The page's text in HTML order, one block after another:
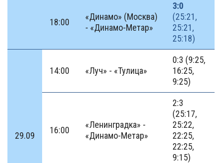
18:00
«Динамо» (Москва)
- «Динамо-Метар»
3:0
(25:21,
25:21,
25:18)
29.09
14:00 «Луч» - «Тулица»
0:3 (9:25,
16:25,
9:25)
16:00
«Ленинградка» -
«Динамо-Метар»
2:3
(25:17,
25:22,
22:25,
22:25,
9:15)